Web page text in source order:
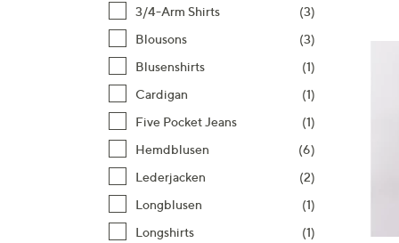
3/4-Arm Shirts
(3)
Blousons
(3)
Blusenshirts
(1)
Cardigan
(1)
Five Pocket Jeans
(1)
Hemdblusen
(6)
Lederjacken
(2)
Longblusen
(1)
Longshirts
(1)